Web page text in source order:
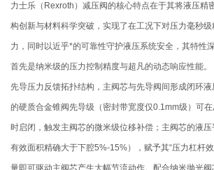
力士乐（Rexroth）减压阀的核心特点在于其将液压精
构创新与材料科学突破，实现了在工况下对压力毫秒
力，同时以近乎*的可靠性守护液压系统安全，其特性
首先是纳米级的压力控制精度与超凡的动态响应性能
先导压力反馈拓扑结构，主阀芯与先导阀间形成闭环
的硬质合金锥阀先导级（密封带宽度仅0.1mm级）可
时启闭，触发主阀芯的微米级位移补偿；主阀芯的液
有效面积精确大于下腔5%-15%），赋予其“压力杠